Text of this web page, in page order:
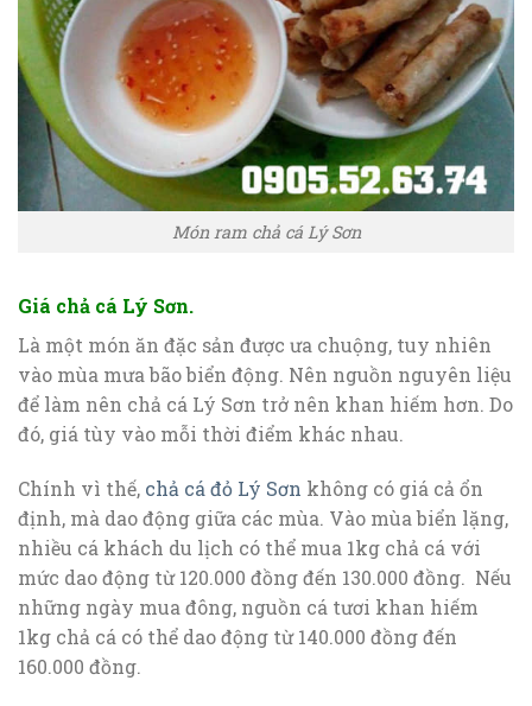
Món ram chả cá Lý Sơn
Giá chả cá Lý Sơn.
Là một món ăn đặc sản được ưa chuộng, tuy nhiên
vào mùa mưa bão biển động. Nên nguồn nguyên liệu
để làm nên chả cá Lý Sơn trở nên khan hiếm hơn. Do
đó, giá tùy vào mỗi thời điểm khác nhau.
Chính vì thế, chả cá đỏ Lý Sơn không có giá cả ổn
định, mà dao động giữa các mùa. Vào mùa biển lặng,
nhiều cá khách du lịch có thể mua 1kg chả cá với
mức dao động từ 120.000 đồng đến 130.000 đồng. Nếu
những ngày mua đông, nguồn cá tươi khan hiếm
1kg chả cá có thể dao động từ 140.000 đồng đến
160.000 đồng.